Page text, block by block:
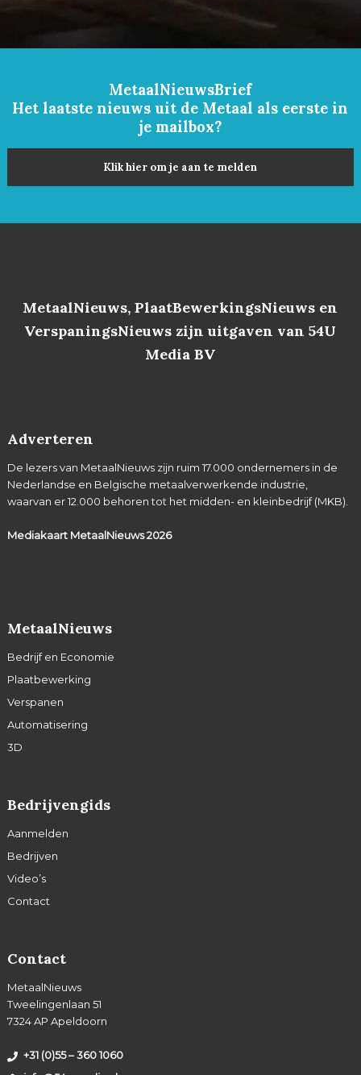
MetaalNieuwsBrief
Het laatste nieuws uit de Metaal als eerste in
je mailbox?
Klik hier om je aan te melden
MetaalNieuws, PlaatBewerkingsNieuws en
VerspaningsNieuws zijn uitgaven van 54U
Media BV
Adverteren
De lezers van MetaalNieuws zijn ruim 17.000 ondernemers in de
Nederlandse en Belgische metaalverwerkende industrie,
waarvan er 12.000 behoren tot het midden- en kleinbedrijf (MKB).
Mediakaart MetaalNieuws2026
MetaalNieuws
Bedrijf en Economie
Plaatbewerking
Verspanen
Automatisering
3D
Bedrijvengids
Aanmelden
Bedrijven
Video’s
Contact
Contact
MetaalNieuws
Tweelingenlaan 51
7324 AP Apeldoorn
+31 (0)55 – 360 1060